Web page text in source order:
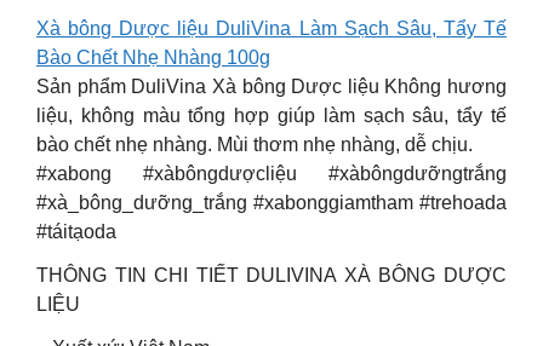
Xà bông Dược liệu DuliVina Làm Sạch Sâu, Tẩy Tế
Bào Chết Nhẹ Nhàng 100g
Sản phẩm DuliVina Xà bông Dược liệu Không hương
liệu, không màu tổng hợp giúp làm sạch sâu, tẩy tế
bào chết nhẹ nhàng. Mùi thơm nhẹ nhàng, dễ chịu.
#xabong #xàbôngdượcliệu #xàbôngdưỡngtrắng
#xà_bông_dưỡng_trắng #xabonggiamtham #trehoada
#táitạoda
THÔNG TIN CHI TIẾT DULIVINA XÀ BÔNG DƯỢC
LIỆU